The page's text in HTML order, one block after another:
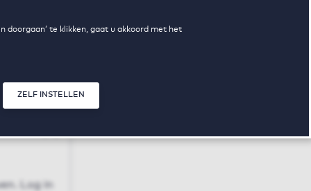
doorgaan’ te klikken, gaat u akkoord met het
ZELF INSTELLEN
Log in